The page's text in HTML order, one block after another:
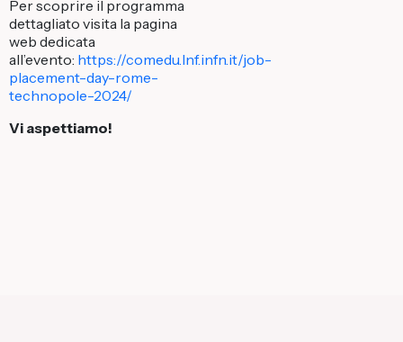
Per scoprire il programma
dettagliato visita la pagina
web dedicata
all’evento: https://comedu.lnf.infn.it/job-
placement-day-rome-
technopole-2024/
Vi aspettiamo!